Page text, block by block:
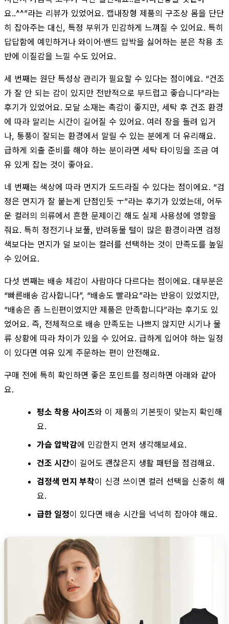
요..^^”라는 리뷰가 있었어요. 캡내장형 제품의 구조상 몸을 단단
히 잡아주는 대신, 특정 부위가 민감하게 느껴질 수 있어요. 특히
답답함에 예민하거나 와이어·밴드 압박을 싫어하는 분은 착용 초
반에 이질감을 느낄 수도 있어요.
세 번째는 원단 특성상 관리가 필요할 수 있다는 점이에요. “건조
가 잘 안 되는 감이 있지만 전반적으로 부드럽고 좋습니다”라는
후기가 있었어요. 모달 소재는 촉감이 좋지만, 세탁 후 건조 환경
에 따라 말리는 시간이 길어질 수 있어요. 여러 장을 돌려 입거
나, 통풍이 잘되는 환경에서 말릴 수 있는 분에게 더 유리해요.
급하게 외출 준비를 해야 하는 분이라면 세탁 타이밍을 조금 여
유 있게 잡는 것이 좋아요.
네 번째는 색상에 따라 먼지가 도드라질 수 있다는 점이에요. “검
정은 먼지가 잘 붙는게 단점인듯 ㅜ”라는 후기가 있었는데, 어두
운 컬러의 의류에서 흔한 문제이긴 해도 실제 사용성에 영향을
줘요. 특히 정전기나 보풀, 반려동물 털이 많은 환경이라면 검정
색보다는 먼지가 덜 보이는 컬러를 선택하는 것이 만족도를 높일
수 있어요.
다섯 번째는 배송 체감이 사람마다 다르다는 점이에요. 대부분은
“빠른배송 감사합니다”, “배송도 빨라요”라는 반응이 있었지만,
“배송은 좀 느린편이였지만 제품은 만족합니다”라는 후기도 있
었어요. 즉, 전체적으로 배송 만족도는 나쁘지 않지만 시기나 물
류 상황에 따라 차이가 있을 수 있어요. 급하게 입어야 하는 일정
이 있다면 여유 있게 주문하는 편이 안전해요.
구매 전에 특히 확인하면 좋은 포인트를 정리하면 아래와 같아
요.
평소 착용 사이즈와 이 제품의 기본핏이 맞는지 확인해
요.
가슴 압박감에 민감한지 먼저 생각해보세요.
건조 시간이 길어도 괜찮은지 생활 패턴을 점검해요.
검정색 먼지 부착이 신경 쓰이면 컬러 선택을 신중히 해
요.
급한 일정이 있다면 배송 시간을 넉넉히 잡아야 해요.